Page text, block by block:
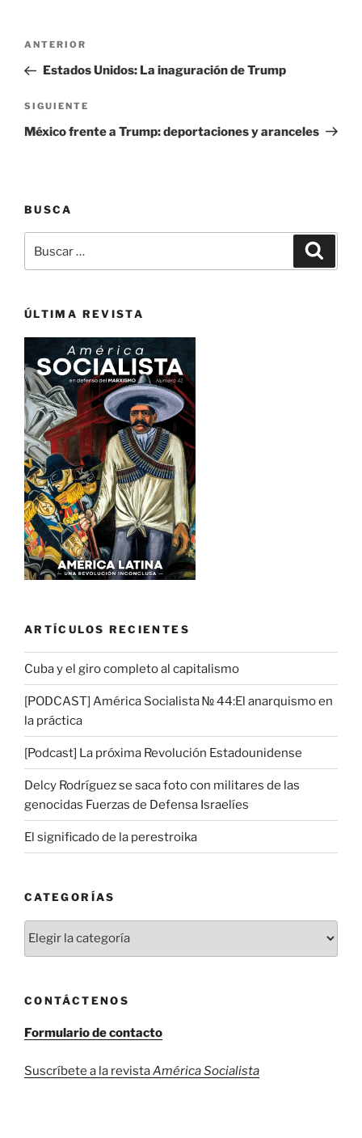
Navegación
entradas
Entrada
anterior:
ANTERIOR
Estados Unidos: La inaguración de Trump
Siguiente
entrada
SIGUIENTE
México frente a Trump: deportaciones y aranceles
BUSCA
por:
ÚLTIMA REVISTA
ARTÍCULOS RECIENTES
Cuba y el giro completo al capitalismo
[PODCAST] América Socialista № 44:El anarquismo en
la práctica
[Podcast] La próxima Revolución Estadounidense
Delcy Rodríguez se saca foto con militares de las
genocidas Fuerzas de Defensa Israelíes
El significado de la perestroika
CATEGORÍAS
CONTÁCTENOS
Formulario de contacto
Suscríbete a la revistaAmérica Socialista